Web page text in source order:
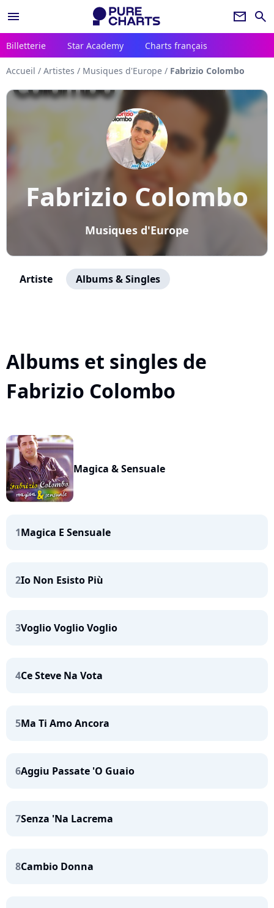
menu newsletter search
Billetterie Star Academy Charts français
Accueil / Artistes / Musiques d'Europe / Fabrizio Colombo
Fabrizio Colombo
Musiques d'Europe
Artiste Albums & Singles
Albums et singles de
Fabrizio Colombo
Magica & Sensuale
1Magica E Sensuale
2Io Non Esisto Più
3Voglio Voglio Voglio
4Ce Steve Na Vota
5Ma Ti Amo Ancora
6Aggiu Passate 'O Guaio
7Senza 'Na Lacrema
8Cambio Donna